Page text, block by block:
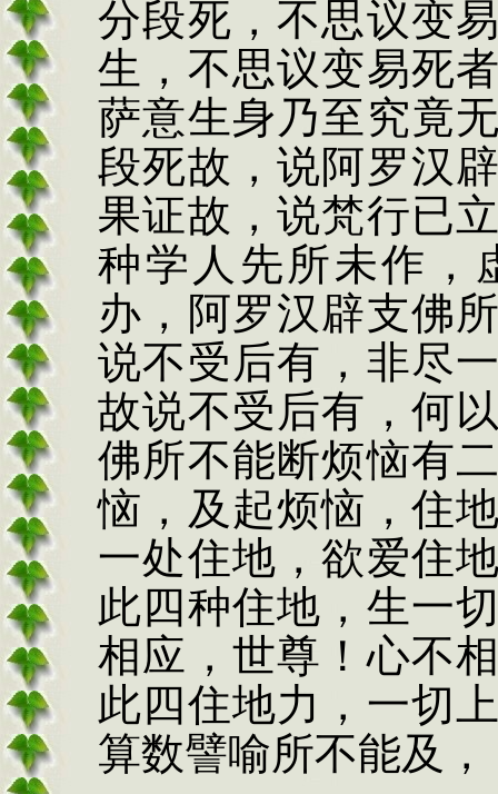
分段死，不思议变
生，不思议变易死
萨意生身乃至究竟
段死故，说阿罗汉
果证故，说梵行已
种学人先所未作，
办，阿罗汉辟支佛
说不受后有，非尽
故说不受后有，何
佛所不能断烦恼有
恼，及起烦恼，住
一处住地，欲爱住
此四种住地，生一
相应，世尊！心不
此四住地力，一切
算数譬喻所不能及，